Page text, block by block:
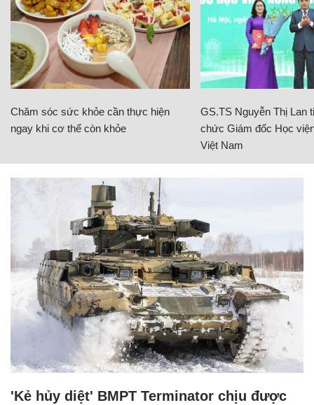
Chăm sóc sức khỏe cần thực hiện
ngay khi cơ thể còn khỏe
GS.TS Nguyễn Thị Lan
chức Giám đốc Học
Việt Nam
'Kẻ hủy diệt' BMPT Terminator chịu được